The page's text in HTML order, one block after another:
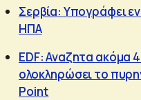
Σερβία: Υπογράφει
ΗΠΑ
EDF: Αναζητα ακόμα 4
ολοκληρώσει το
Point